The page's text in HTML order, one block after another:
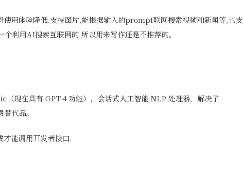
使用体验降低.支持图片,能根据输入的prompt联网搜索视频和新闻等,也支
利用AI搜索互联网的.所以用来写作还是不推荐的。
现在具有 GPT-4 功能），会话式人工智能 NLP 处理器，解决了
代品。
能调用开发者接口.